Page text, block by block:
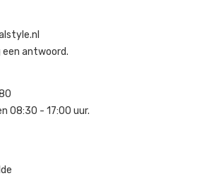
een antwoord.
08:30 - 17:00 uur.